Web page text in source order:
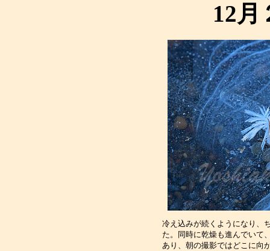
12月
冷え込みが続くようになり、
た。同時に乾燥も進んでいて
あり、朝の撮影ではどこに向